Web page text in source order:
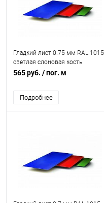
Гладкий лист 0.75 мм RAL 1015
светлая слоновая кость
565 руб. / пог. м
Подробнее